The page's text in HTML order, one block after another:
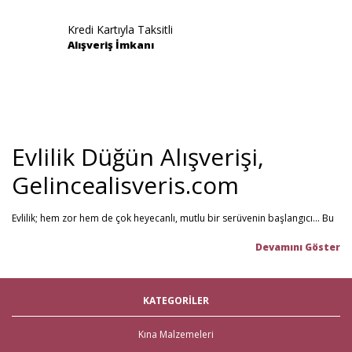
Kredi Kartıyla Taksitli
Alışveriş İmkanı
Evlilik Düğün Alışverişi,
Gelincealisveris.com
Evlilik; hem zor hem de çok heyecanlı, mutlu bir serüvenin başlangıcı... Bu
Gelince Alışveriş; 2013 senesinden beri hizmet veren ve müşteri
gelin hamamı,bekarlığa veda partisi
malzemelerigibi ürünleri tek bir mağaza üzerinden en iyi fiyat ile satın
alabilirsiniz. Bu stresli süreçte mağaza mağaza dolaşmak yerine, Gelince
KATEGORİLER
Kına Malzemeleri